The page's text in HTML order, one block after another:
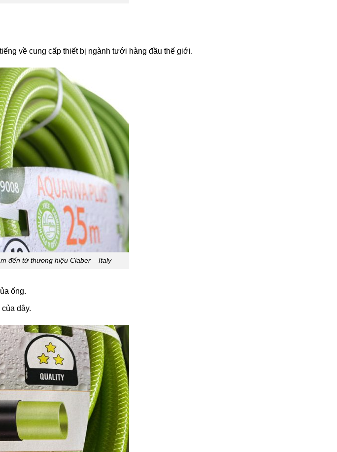
về cung cấp thiết bị ngành tưới hàng đầu thế giới.
đến từ thương hiệu Claber – Italy
ống.
dây.